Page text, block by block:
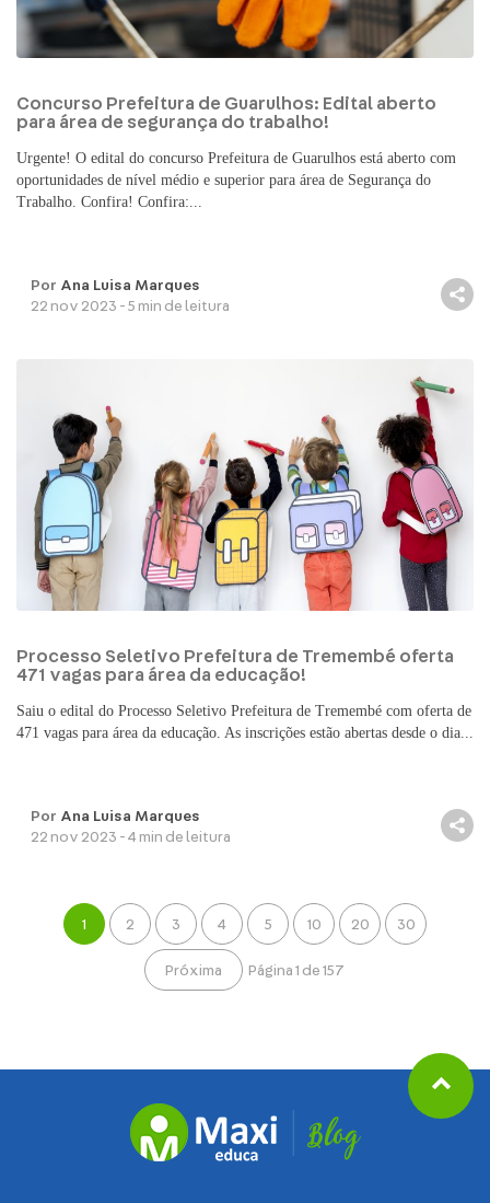
Concurso Prefeitura de Guarulhos: Edital aberto
para área de segurança do trabalho!
Urgente! O edital do concurso Prefeitura de Guarulhos está aberto com
oportunidades de nível médio e superior para área de Segurança do
Trabalho. Confira! Confira:...
Por Ana Luisa Marques
22 nov 2023 - 5 min de leitura
Processo Seletivo Prefeitura de Tremembé oferta
471 vagas para área da educação!
Saiu o edital do Processo Seletivo Prefeitura de Tremembé com oferta de
471 vagas para área da educação. As inscrições estão abertas desde o dia...
Por Ana Luisa Marques
22 nov 2023 - 4 min de leitura
Página 1 de 157
1 2 3 4 5 10 20 30